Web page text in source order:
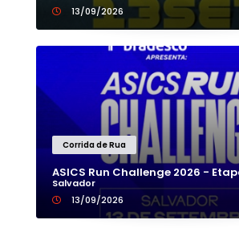
13/09/2026
Corrida de Rua
ASICS Run Challenge 2026 -
Salvador
13/09/2026